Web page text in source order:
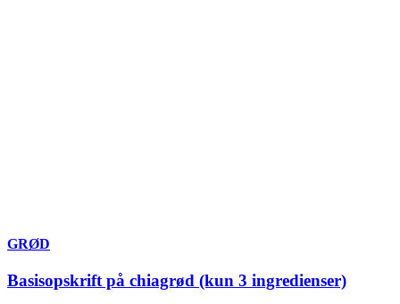
GRØD
Basisopskrift på chiagrød (kun 3 ingredienser)